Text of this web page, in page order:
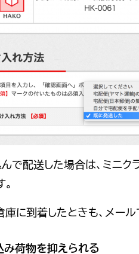
で配送した場合は、ミニク
庫に到着したときも、メール
み荷物を抑えられる